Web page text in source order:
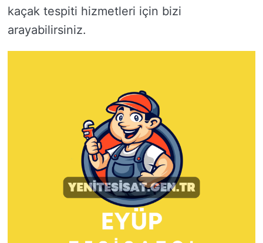
kaçak tespiti hizmetleri için bizi
arayabilirsiniz.